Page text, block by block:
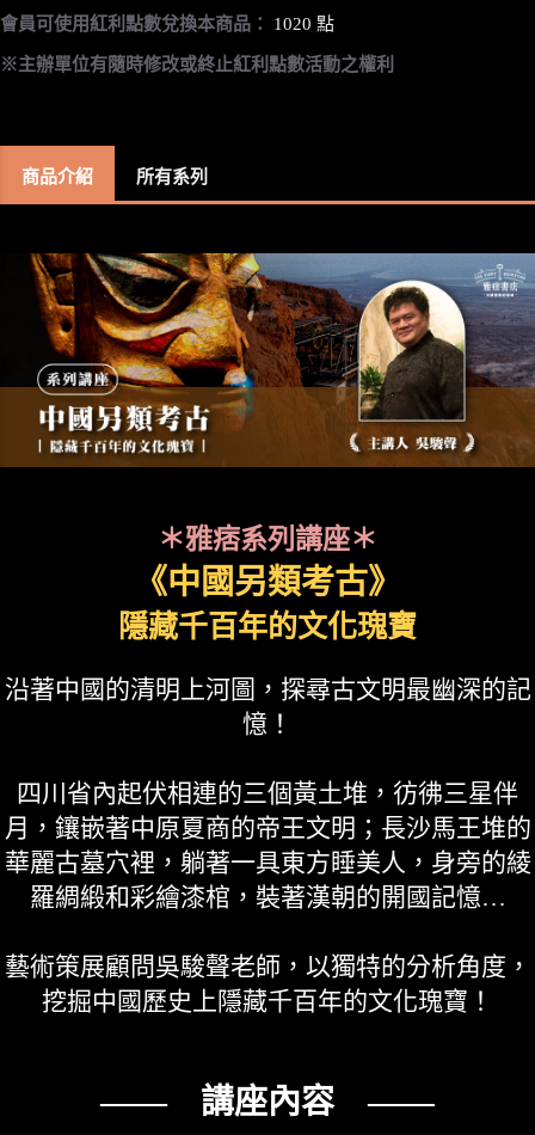
會員可使用紅利點數兌換本商品： 1020 點
※主辦單位有隨時修改或終止紅利點數活動之權利
商品介紹 所有系列
＊雅痞系列講座＊
《中國另類考古》
隱藏千百年的文化瑰寶
沿著中國的清明上河圖，探尋古文明最幽深的記
憶！
四川省內起伏相連的三個黃土堆，彷彿三星伴
月，鑲嵌著中原夏商的帝王文明；長沙馬王堆的
華麗古墓穴裡，躺著一具東方睡美人，身旁的綾
羅綢緞和彩繪漆棺，裝著漢朝的開國記憶…
藝術策展顧問吳駿聲老師，以獨特的分析角度，
挖掘中國歷史上隱藏千百年的文化瑰寶！
—— 講座內容 ——